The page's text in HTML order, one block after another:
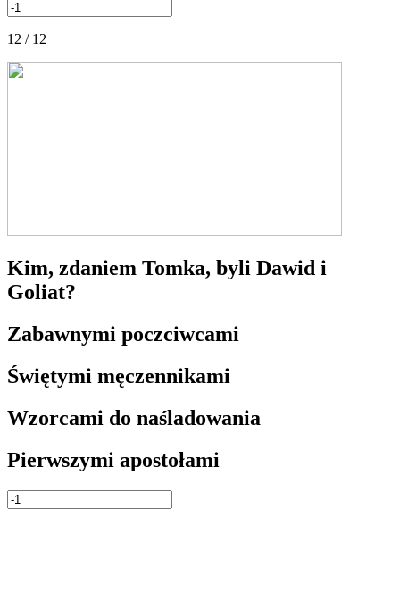
12 / 12
Kim, zdaniem Tomka, byli Dawid i
Goliat?
Zabawnymi poczciwcami
Świętymi męczennikami
Wzorcami do naśladowania
Pierwszymi apostołami